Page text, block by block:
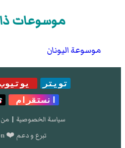
موسوعات
موسوعة اليونان
تويتر يوتيوب
انستقرام
سياسة الخصوصية |
تبرع و دعم ❤️ donation